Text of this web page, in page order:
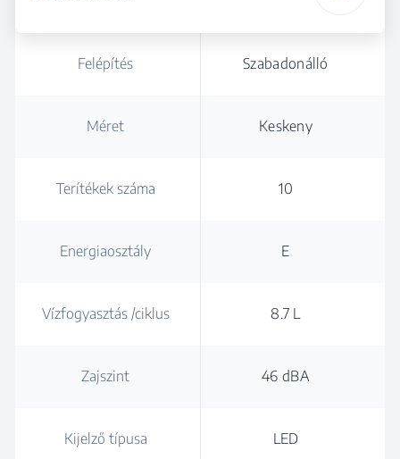
Felépítés Szabadonálló
Méret Keskeny
Terítékek száma 10
Energiaosztály E
Vízfogyasztás /ciklus 8.7 L
Zajszint 46 dBA
Kijelző típusa LED